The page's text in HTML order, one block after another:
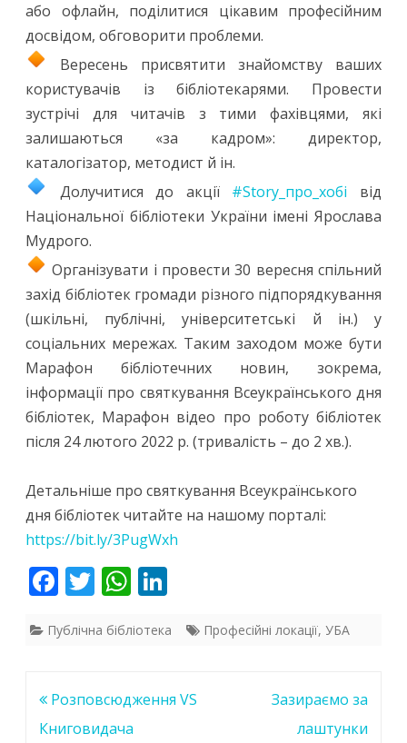
або офлайн, поділитися цікавим професійним
досвідом, обговорити проблеми.
Вересень присвятити знайомству ваших
користувачів із бібліотекарями. Провести
зустрічі для читачів з тими фахівцями, які
залишаються «за кадром»: директор,
каталогізатор, методист й ін.
Долучитися до акції #Story_про_хобі від
Національної бібліотеки України імені Ярослава
Мудрого.
Організувати і провести 30 вересня спільний
захід бібліотек громади різного підпорядкування
(шкільні, публічні, університетські й ін.) у
соціальних мережах. Таким заходом може бути
Марафон бібліотечних новин, зокрема,
інформації про святкування Всеукраїнського дня
бібліотек, Марафон відео про роботу бібліотек
після 24 лютого 2022 р. (тривалість – до 2 хв.).
Детальніше про святкування Всеукраїнського
дня бібліотек читайте на нашому порталі:
https://bit.ly/3PugWxh
F
e
o
o
T
itt
W
at
A
p
k
dI
Публічна бібліотека Професійні локації, УБА
Навігація
записів
Розповсюдження VS
Книговидача
Зазираємо за
лаштунки